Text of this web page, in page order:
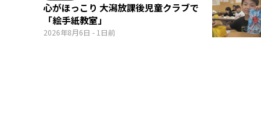
2026年8月6日 - 1日前
心がほっこり 大潟放課後児童クラブで
「絵手紙教室」